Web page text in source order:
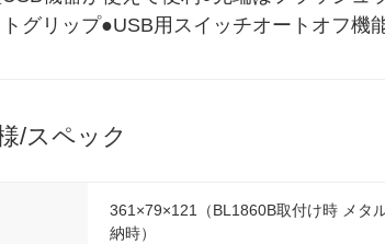
グリップ●USB用スイッチオートオフ機
/スペック
361×79×121（BL1860B取付け時 メタ
納時）